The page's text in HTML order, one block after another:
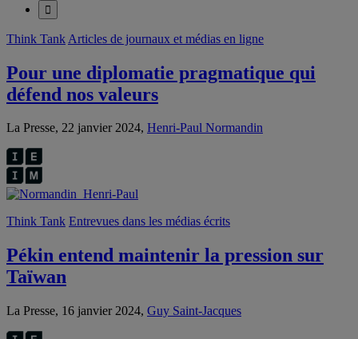
Think Tank Articles de journaux et médias en ligne
Pour une diplomatie pragmatique qui
défend nos valeurs
La Presse, 22 janvier 2024, Henri-Paul Normandin
Think Tank Entrevues dans les médias écrits
Pékin entend maintenir la pression sur
Taïwan
La Presse, 16 janvier 2024, Guy Saint-Jacques